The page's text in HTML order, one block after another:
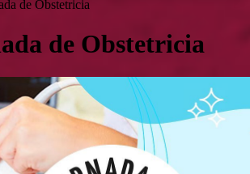
de Obstetricia
de Obstetricia